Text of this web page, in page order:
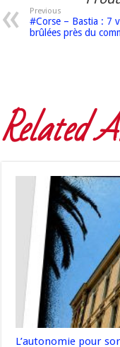
Previous
#Corse – Bastia : 7
brûlées près du
Related
L’autonomie pour